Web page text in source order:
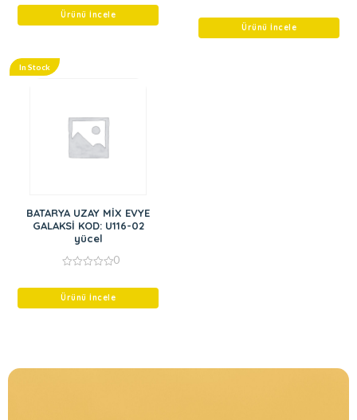
of
Ürünü İncele
of
Ürünü İncele
In Stock
BATARYA UZAY MİX EVYE
GALAKSİ KOD: U116-02
yücel
of
0
Ürünü İncele